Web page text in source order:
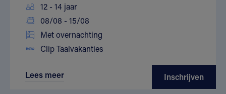
12 - 14 jaar
08/08 - 15/08
Met overnachting
Clip Taalvakanties
Lees meer Inschrijven